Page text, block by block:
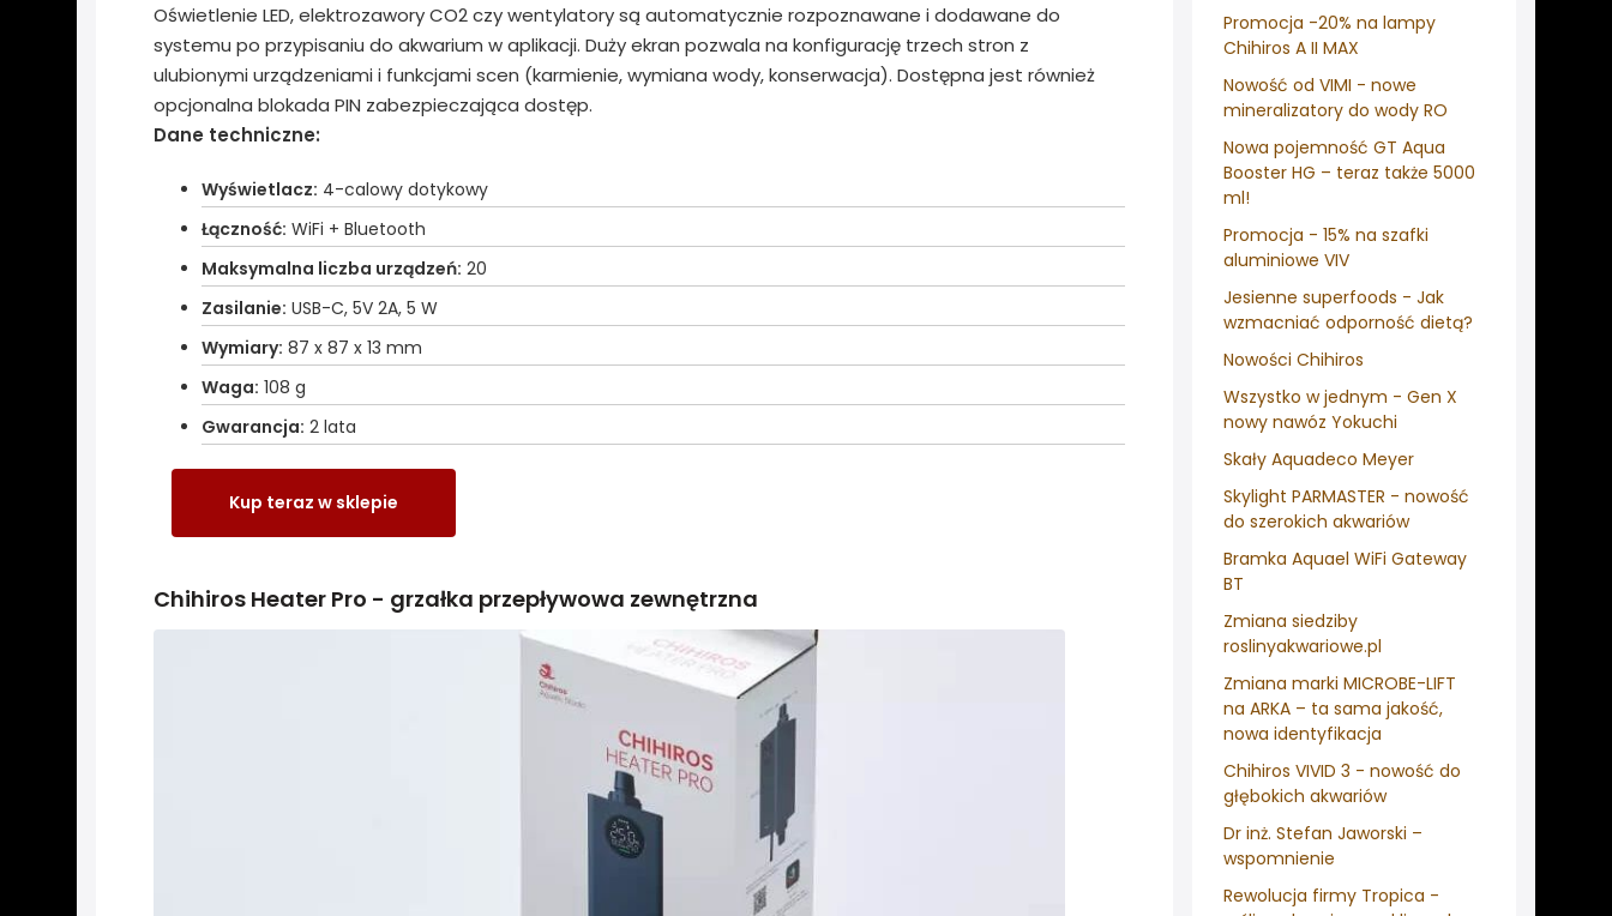
Promocja -20% na lampy
Chihiros A II MAX
Nowość od VIMI - nowe
mineralizatory do wody RO
Nowa pojemność GT Aqua
Booster HG – teraz także 5000
ml!
Promocja - 15% na szafki
aluminiowe VIV
Jesienne superfoods - Jak
wzmacniać odporność dietą?
Nowości Chihiros
Wszystko w jednym - Gen X
nowy nawóz Yokuchi
Skały Aquadeco Meyer
Skylight PARMASTER - nowość
do szerokich akwariów
Bramka Aquael WiFi Gateway
BT
Zmiana siedziby
roslinyakwariowe.pl
Zmiana marki MICROBE-LIFT
na ARKA – ta sama jakość,
nowa identyfikacja
Chihiros VIVID 3 - nowość do
głębokich akwariów
Dr inż. Stefan Jaworski –
wspomnienie
Rewolucja firmy Tropica -
Oświetlenie LED, elektrozawory CO2 czy wentylatory są automatycznie rozpoznawane i dodawane do
systemu po przypisaniu do akwarium w aplikacji. Duży ekran pozwala na konfigurację trzech stron z
ulubionymi urządzeniami i funkcjami scen (karmienie, wymiana wody, konserwacja). Dostępna jest również
opcjonalna blokada PIN zabezpieczająca dostęp.
Dane techniczne:
Wyświetlacz: 4-calowy dotykowy
Łączność: WiFi + Bluetooth
Maksymalna liczba urządzeń: 20
Zasilanie: USB-C, 5V 2A, 5 W
Wymiary: 87 x 87 x 13 mm
Waga: 108 g
Gwarancja: 2 lata
Kup teraz w sklepie
Chihiros Heater Pro - grzałka przepływowa zewnętrzna